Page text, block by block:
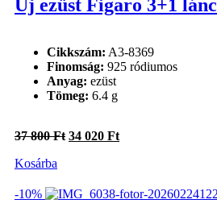
Új ezüst Figaro 3+1 lánc
Cikkszám: A3-8369
Finomság: 925 ródiumos
Anyag: ezüst
Tömeg: 6.4 g
37 800Ft Original
800 Ft.
34 020 FtCurrent
020 Ft.
Kosárba
-10%